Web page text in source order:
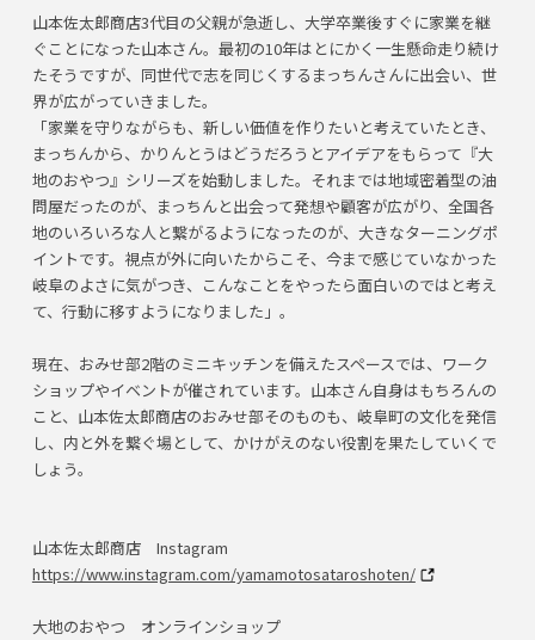
山本佐太郎商店3代目の父親が急逝し、大学卒業後すぐに家業を継
ぐことになった山本さん。最初の10年はとにかく一生懸命走り続け
たそうですが、同世代で志を同じくするまっちんさんに出会い、世
界が広がっていきました。
「家業を守りながらも、新しい価値を作りたいと考えていたとき、
まっちんから、かりんとうはどうだろうとアイデアをもらって『大
地のおやつ』シリーズを始動しました。それまでは地域密着型の油
問屋だったのが、まっちんと出会って発想や顧客が広がり、全国各
地のいろいろな人と繋がるようになったのが、大きなターニングポ
イントです。視点が外に向いたからこそ、今まで感じていなかった
岐阜のよさに気がつき、こんなことをやったら面白いのではと考え
て、行動に移すようになりました」。
現在、おみせ部2階のミニキッチンを備えたスペースでは、ワーク
ショップやイベントが催されています。山本さん自身はもちろんの
こと、山本佐太郎商店のおみせ部そのものも、岐阜町の文化を発信
し、内と外を繋ぐ場として、かけがえのない役割を果たしていくで
しょう。
山本佐太郎商店 Instagram
https://www.instagram.com/yamamotosataroshoten/
大地のおやつ オンラインショップ